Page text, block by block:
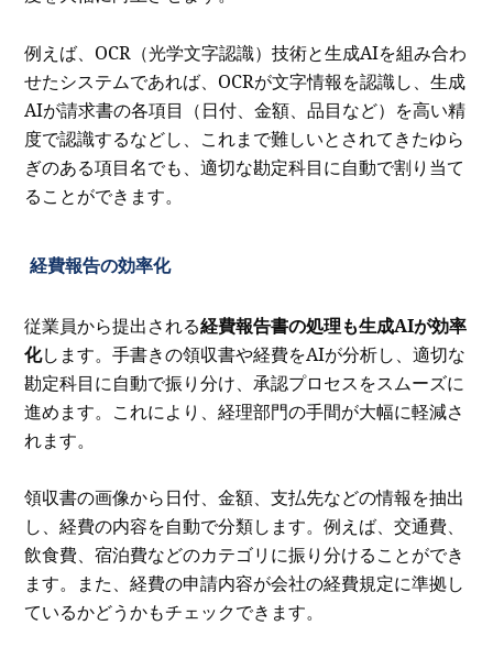
例えば、OCR（光学文字認識）技術と生成AIを組み合わ
せたシステムであれば、OCRが文字情報を認識し、生成
AIが請求書の各項目（日付、金額、品目など）を高い精
度で認識するなどし、これまで難しいとされてきたゆら
ぎのある項目名でも、適切な勘定科目に自動で割り当て
ることができます。
経費報告の効率化
従業員から提出される経費報告書の処理も生成AIが効率
化します。手書きの領収書や経費をAIが分析し、適切な
勘定科目に自動で振り分け、承認プロセスをスムーズに
進めます。これにより、経理部門の手間が大幅に軽減さ
れます。
領収書の画像から日付、金額、支払先などの情報を抽出
し、経費の内容を自動で分類します。例えば、交通費、
飲食費、宿泊費などのカテゴリに振り分けることができ
ます。また、経費の申請内容が会社の経費規定に準拠し
ているかどうかもチェックできます。